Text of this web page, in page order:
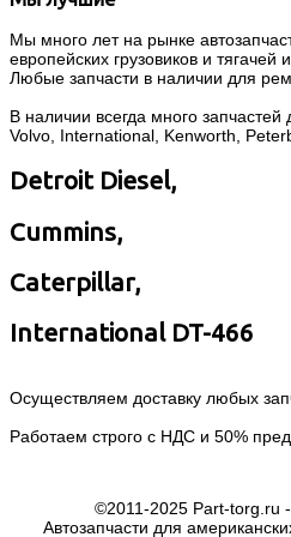
Мы много лет на рынке
европейских грузовиков и тягачей
Любые запчасти в наличии для
В наличии всегда много
Volvo, International, Kenworth,
Detroit Diesel,
Cummins,
Caterpillar,
International DT-466
Осуществляем доставку любых
Работаем строго с НДС и 50%
©2011-2025 Part-torg.ru
Автозапчасти для